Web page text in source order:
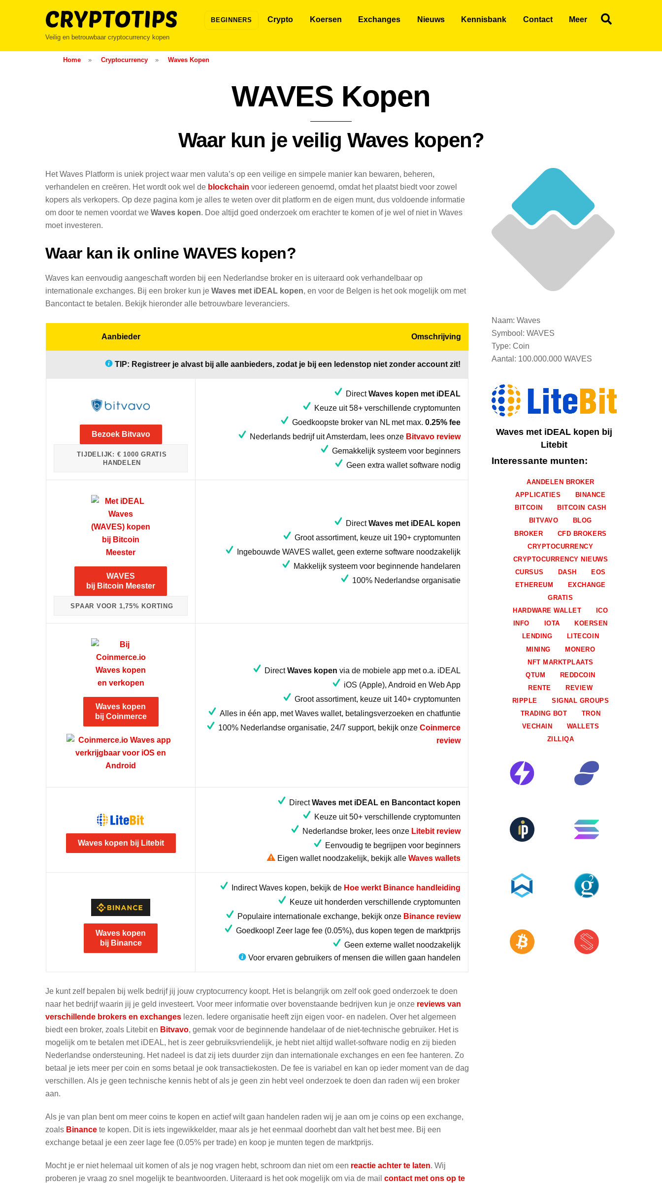
Veilig en betrouwbaar cryptocurrency kopen
BEGINNERS Crypto Koersen Exchanges Nieuws Kennisbank Contact Meer
Home » Cryptocurrency » Waves Kopen
WAVES Kopen
Waar kun je veilig Waves kopen?
Het Waves Platform is uniek project waar men valuta’s op een veilige en simpele manier kan bewaren, beheren,
verhandelen en creëren. Het wordt ook wel de blockchain voor iedereen genoemd, omdat het plaatst biedt voor zowel
kopers als verkopers. Op deze pagina kom je alles te weten over dit platform en de eigen munt, dus voldoende informatie
om door te nemen voordat we Waves kopen. Doe altijd goed onderzoek om erachter te komen of je wel of niet in Waves
moet investeren.
Waar kan ik online WAVES kopen?
Waves kan eenvoudig aangeschaft worden bij een Nederlandse broker en is uiteraard ook verhandelbaar op
internationale exchanges. Bij een broker kun je Waves met iDEAL kopen, en voor de Belgen is het ook mogelijk om met
Bancontact te betalen. Bekijk hieronder alle betrouwbare leveranciers.
Aanbieder Omschrijving
TIP: Registreer je alvast bij alle aanbieders, zodat je bij een ledenstop niet zonder account zit!
Bezoek Bitvavo
TIJDELIJK: € 1000 GRATIS
HANDELEN
DirectWaves kopen met iDEAL
Keuze uit 58+ verschillende cryptomunten
Goedkoopste broker van NL met max. 0.25% fee
Nederlands bedrijf uit Amsterdam, lees onze Bitvavo review
Gemakkelijk systeem voor beginners
Geen extra wallet software nodig
WAVES
bij Bitcoin Meester
SPAAR VOOR 1,75% KORTING
DirectWaves met iDEAL kopen
Groot assortiment, keuze uit 190+ cryptomunten
Ingebouwde WAVES wallet, geen externe software noodzakelijk
Makkelijk systeem voor beginnende handelaren
100% Nederlandse organisatie
Waves kopen
bij Coinmerce
DirectWaves kopen via de mobiele app met o.a. iDEAL
iOS (Apple), Android en Web App
Groot assortiment, keuze uit 140+ cryptomunten
Alles in één app, met Waves wallet, betalingsverzoeken en chatfuntie
100% Nederlandse organisatie, 24/7 support, bekijk onze Coinmerce
review
Waves kopen bij Litebit
DirectWaves met iDEAL en Bancontact kopen
Keuze uit 50+ verschillende cryptomunten
Nederlandse broker, lees onze Litebit review
Eenvoudig te begrijpen voor beginners
Eigen wallet noodzakelijk, bekijk alle Waves wallets
Waves kopen
bij Binance
Indirect Waves kopen, bekijk de Hoe werkt Binance handleiding
Keuze uit honderden verschillende cryptomunten
Populaire internationale exchange, bekijk onze Binance review
Goedkoop! Zeer lage fee (0.05%), dus kopen tegen de marktprijs
Geen externe wallet noodzakelijk
Voor ervaren gebruikers of mensen die willen gaan handelen
Je kunt zelf bepalen bij welk bedrijf jij jouw cryptocurrency koopt. Het is belangrijk om zelf ook goed onderzoek te doen
naar het bedrijf waarin jij je geld investeert. Voor meer informatie over bovenstaande bedrijven kun je onze reviews van
verschillende brokers en exchanges lezen. Iedere organisatie heeft zijn eigen voor- en nadelen. Over het algemeen
biedt een broker, zoals Litebit en Bitvavo, gemak voor de beginnende handelaar of de niet-technische gebruiker. Het is
mogelijk om te betalen met iDEAL, het is zeer gebruiksvriendelijk, je hebt niet altijd wallet-software nodig en zij bieden
Nederlandse ondersteuning. Het nadeel is dat zij iets duurder zijn dan internationale exchanges en een fee hanteren. Zo
betaal je iets meer per coin en soms betaal je ook transactiekosten. De fee is variabel en kan op ieder moment van de dag
verschillen. Als je geen technische kennis hebt of als je geen zin hebt veel onderzoek te doen dan raden wij een broker
aan.
Als je van plan bent om meer coins te kopen en actief wilt gaan handelen raden wij je aan om je coins op een exchange,
zoals Binance te kopen. Dit is iets ingewikkelder, maar als je het eenmaal doorhebt dan valt het best mee. Bij een
exchange betaal je een zeer lage fee (0.05% per trade) en koop je munten tegen de marktprijs.
Mocht je er niet helemaal uit komen of als je nog vragen hebt, schroom dan niet om een reactie achter te laten. Wij
proberen je vraag zo snel mogelijk te beantwoorden. Uiteraard is het ook mogelijk om via de mail contact met ons op te
Naam: Waves
Symbool: WAVES
Type: Coin
Aantal: 100.000.000 WAVES
Waves met iDEAL kopen bij
Litebit
Interessante munten:
AANDELEN BROKER
APPLICATIES
BINANCE
BITCOIN
BITCOIN CASH
BITVAVO
BLOG
BROKER
CFD BROKERS
CRYPTOCURRENCY
CRYPTOCURRENCY NIEUWS
CURSUS
DASH
EOS
ETHEREUM
EXCHANGE
GRATIS
HARDWARE WALLET
ICO
INFO
IOTA
KOERSEN
LENDING
LITECOIN
MINING
MONERO
NFT MARKTPLAATS
QTUM
REDDCOIN
RENTE
REVIEW
RIPPLE
SIGNAL GROUPS
TRADING BOT
TRON
VECHAIN
WALLETS
ZILLIQA